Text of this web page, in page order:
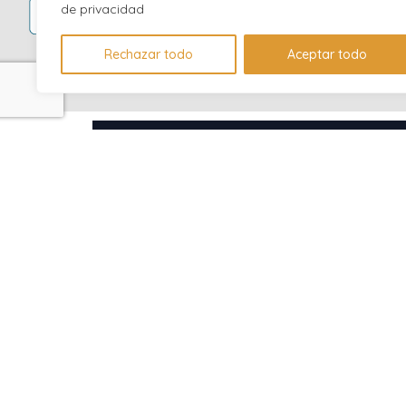
de privacidad
Rechazar todo Aceptar todo